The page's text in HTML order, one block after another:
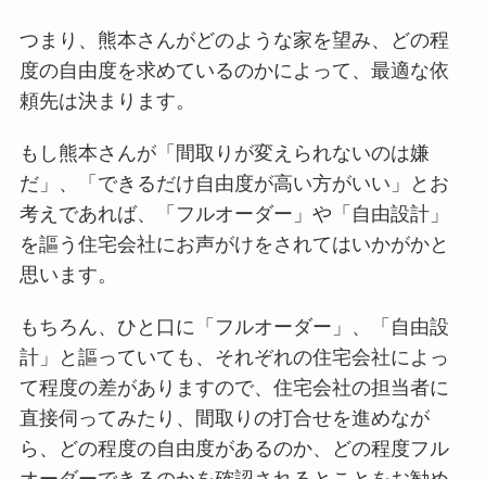
つまり、熊本さんがどのような家を望み、どの程
度の自由度を求めているのかによって、最適な依
頼先は決まります。
もし熊本さんが「間取りが変えられないのは嫌
だ」、「できるだけ自由度が高い方がいい」とお
考えであれば、「フルオーダー」や「自由設計」
を謳う住宅会社にお声がけをされてはいかがかと
思います。
もちろん、ひと口に「フルオーダー」、「自由設
計」と謳っていても、それぞれの住宅会社によっ
て程度の差がありますので、住宅会社の担当者に
直接伺ってみたり、間取りの打合せを進めなが
ら、どの程度の自由度があるのか、どの程度フル